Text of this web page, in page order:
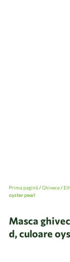
Prima pagină/Ghivece/
oyster pearl
Masca
d, culoare